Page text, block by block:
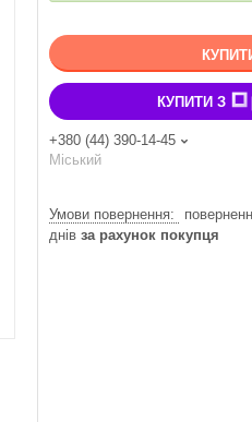
КУПИТИ З
+380 (44) 390-14-45
Міський
днів за рахунок покупця